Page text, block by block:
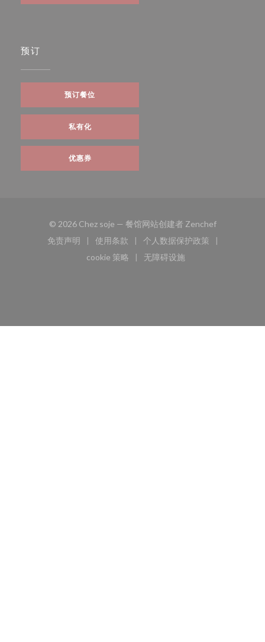
预订
预订餐位
私有化
优惠券
© 2026 Chez soje — 餐馆网站创建者 Zenchef((在新窗口中
免责声明
((在新窗口中打开))
使用条款
((在新窗口中打开))
个人数据保护政策
((在新窗口中打开))
cookie 策略
((在新窗口中打开))
无障碍设施
((在新窗口中打开))